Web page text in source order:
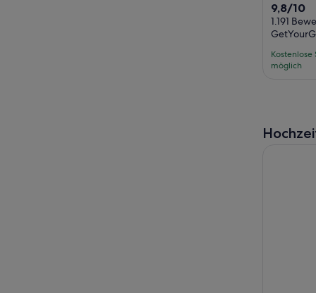
dauert
2
9.8
von
10,
auf
9,8/10
1.191
möglich